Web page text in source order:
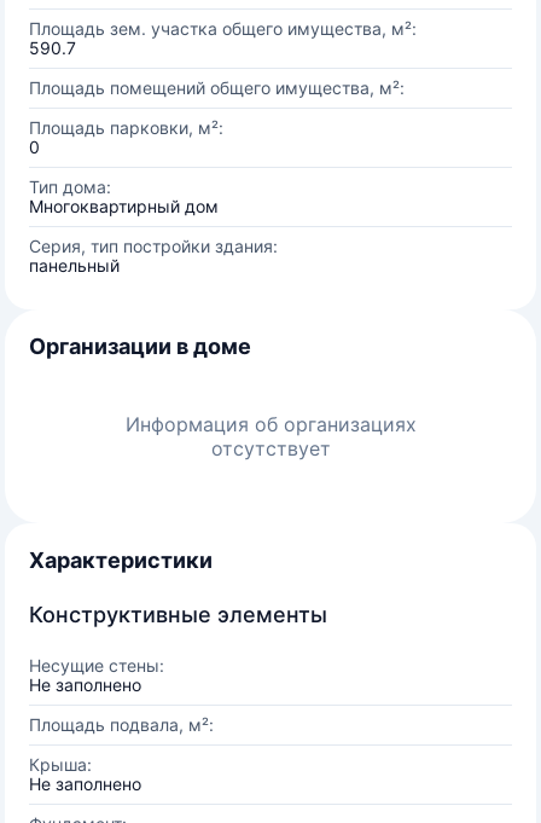
Площадь зем. участка общего имущества, м²:
590.7
Площадь помещений общего имущества, м²:
Площадь парковки, м²:
0
Тип дома:
Многоквартирный дом
Серия, тип постройки здания:
панельный
Организации в доме
Информация об организациях
отсутствует
Характеристики
Конструктивные элементы
Несущие стены:
Не заполнено
Площадь подвала, м²:
Крыша:
Не заполнено